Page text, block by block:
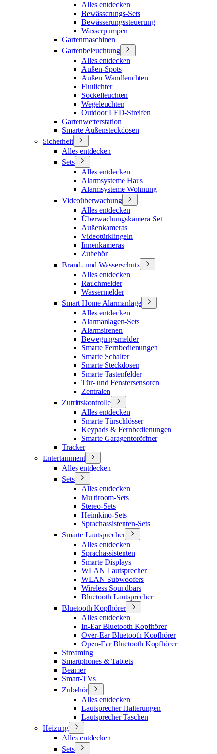
Alles entdecken
Bewässerungs-Sets
Bewässerungssteuerung
Wasserpumpen
Gartenmaschinen
Gartenbeleuchtung
Alles entdecken
Außen-Spots
Außen-Wandleuchten
Flutlichter
Sockelleuchten
Wegeleuchten
Outdoor LED-Streifen
Gartenwetterstation
Smarte Außensteckdosen
Sicherheit
Alles entdecken
Sets
Alles entdecken
Alarmsysteme Haus
Alarmsysteme Wohnung
Videoüberwachung
Alles entdecken
Überwachungskamera-Set
Außenkameras
Videotürklingeln
Innenkameras
Zubehör
Brand- und Wasserschutz
Alles entdecken
Rauchmelder
Wassermelder
Smart Home Alarmanlage
Alles entdecken
Alarmanlagen-Sets
Alarmsirenen
Bewegungsmelder
Smarte Fernbedienungen
Smarte Schalter
Smarte Steckdosen
Smarte Tastenfelder
Tür- und Fenstersensoren
Zentralen
Zutrittskontrolle
Alles entdecken
Smarte Türschlösser
Keypads & Fernbedienungen
Smarte Garagentoröffner
Tracker
Entertainment
Alles entdecken
Sets
Alles entdecken
Multiroom-Sets
Stereo-Sets
Heimkino-Sets
Sprachassistenten-Sets
Smarte Lautsprecher
Alles entdecken
Sprachassistenten
Smarte Displays
WLAN Lautsprecher
WLAN Subwoofers
Wireless Soundbars
Bluetooth Lautsprecher
Bluetooth Kopfhörer
Alles entdecken
In-Ear Bluetooth Kopfhörer
Over-Ear Bluetooth Kopfhörer
Open-Ear Bluetooth Kopfhörer
Streaming
Smartphones & Tablets
Beamer
Smart-TVs
Zubehör
Alles entdecken
Lautsprecher Halterungen
Lautsprecher Taschen
Heizung
Alles entdecken
Sets